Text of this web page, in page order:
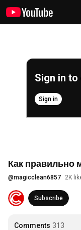
Sign in to
Sign in
Как правильно
@magicclean6857 2K
Subscribe
Comments 313